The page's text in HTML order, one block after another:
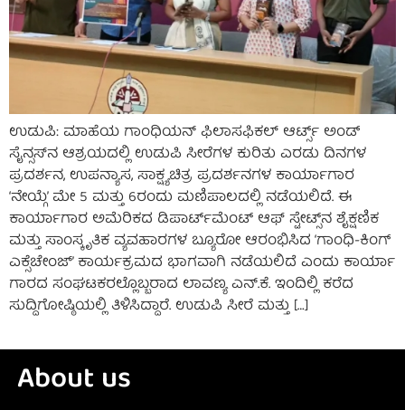
ಉಡುಪಿ: ಮಾಹೆಯ ಗಾಂಧಿಯನ್ ಫಿಲಾಸಫಿಕಲ್ ಆರ್ಟ್ಸ್ ಅಂಡ್
ಸೈನ್ಸಸ್‌ನ ಆಶ್ರಯದಲ್ಲಿ ಉಡುಪಿ ಸೀರೆಗಳ ಕುರಿತು ಎರಡು ದಿನಗಳ
ಪ್ರದರ್ಶನ, ಉಪನ್ಯಾಸ, ಸಾಕ್ಷ್ಯಚಿತ್ರ ಪ್ರದರ್ಶನಗಳ ಕಾರ್ಯಾಗಾರ
‘ನೇಯ್ಗೆ’ ಮೇ 5 ಮತ್ತು 6ರಂದು ಮಣಿಪಾಲದಲ್ಲಿ ನಡೆಯಲಿದೆ. ಈ
ಕಾರ್ಯಾಗಾರ ಅಮೆರಿಕದ ಡಿಪಾರ್ಟ್‌ಮೆಂಟ್ ಆಫ್ ಸ್ಟೇಟ್ಸ್‌ನ ಶೈಕ್ಷಣಿಕ
ಮತ್ತು ಸಾಂಸ್ಕೃತಿಕ ವ್ಯವಹಾರಗಳ ಬ್ಯೂರೋ ಆರಂಭಿಸಿದ ‘ಗಾಂಧಿ-ಕಿಂಗ್
ಎಕ್ಸೆಚೇಂಜ್’ ಕಾರ್ಯಕ್ರಮದ ಭಾಗವಾಗಿ ನಡೆಯಲಿದೆ ಎಂದು ಕಾರ್ಯಾ
ಗಾರದ ಸಂಘಟಕರಲ್ಲೊಬ್ಬರಾದ ಲಾವಣ್ಯ ಎನ್.ಕೆ. ಇಂದಿಲ್ಲಿ ಕರೆದ
ಸುದ್ದಿಗೋಷ್ಠಿಯಲ್ಲಿ ತಿಳಿಸಿದ್ದಾರೆ. ಉಡುಪಿ ಸೀರೆ ಮತ್ತು […]
About us